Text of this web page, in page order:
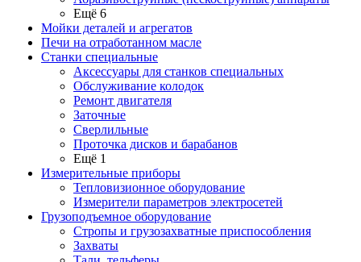
Ещё 6
Мойки деталей и агрегатов
Печи на отработанном масле
Станки специальные
Аксессуары для станков специальных
Обслуживание колодок
Ремонт двигателя
Заточные
Сверлильные
Проточка дисков и барабанов
Ещё 1
Измерительные приборы
Тепловизионное оборудование
Измерители параметров электросетей
Грузоподъемное оборудование
Стропы и грузозахватные приспособления
Захваты